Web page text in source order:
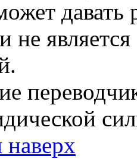
не
наверх